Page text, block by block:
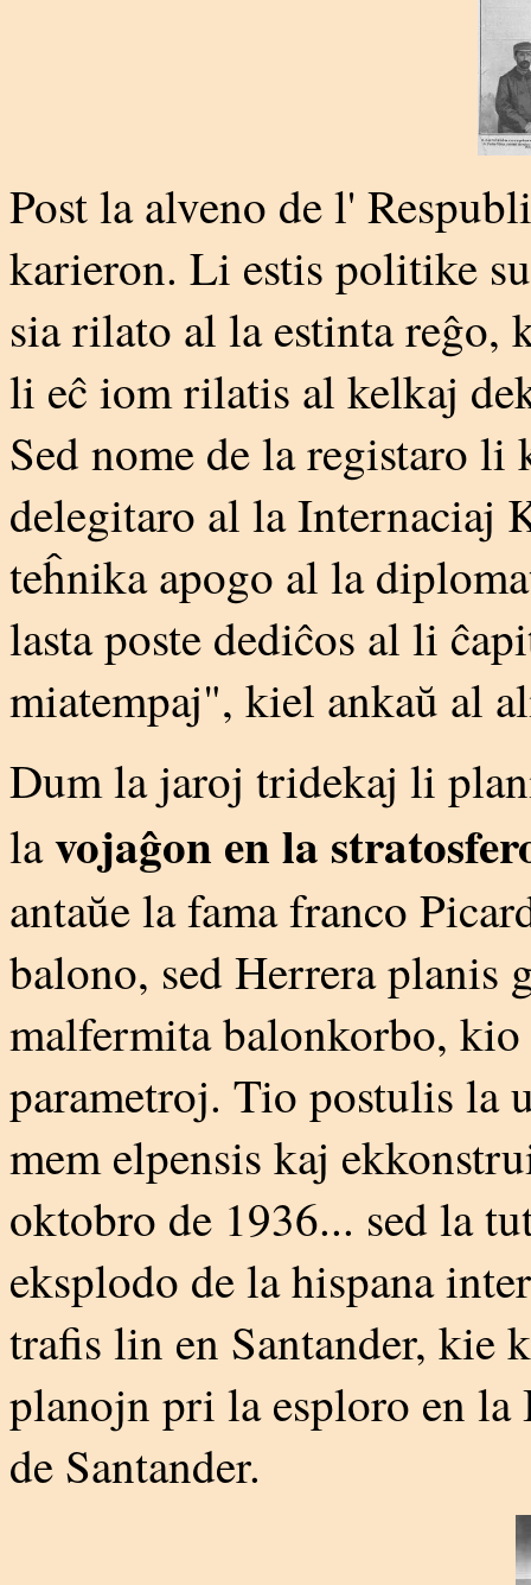
Post la alveno de l'
karieron. Li estis politike
sia rilato al la estinta reĝo,
li eĉ iom rilatis al kelkaj
Sed nome de la registaro
delegitaro al la Internaciaj
teĥnika apogo al la
lasta poste dediĉos al li
miatempaj", kiel ankaŭ al
Dum la jaroj tridekaj li
lavojaĝon en la
antaŭe la fama franco
balono, sed Herrera planis
malfermita balonkorbo,
parametroj. Tio postulis la
mem elpensis kaj
oktobro de 1936... sed la
eksplodo de la hispana
trafis lin en Santander,
planojn pri la esploro en la
de Santander.